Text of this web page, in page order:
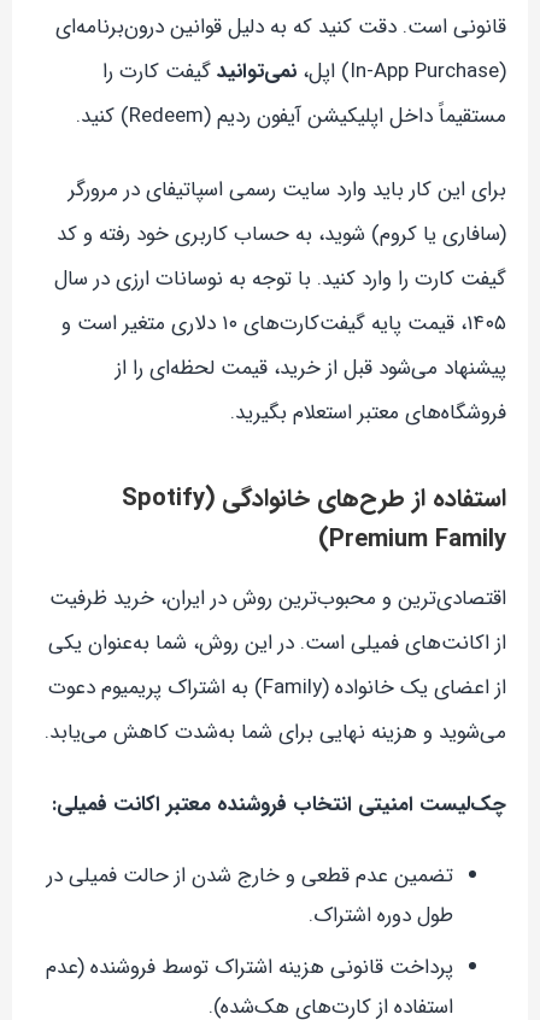
قانونی است. دقت کنید که به دلیل قوانین درون‌برنامه‌ای
(In-App Purchase) اپل،
نمی‌توانیدگیفت کارت را
مستقیماً داخل اپلیکیشن آیفون ردیم (Redeem) کنید.
برای این کار باید وارد سایت رسمی اسپاتیفای در مرورگر
(سافاری یا کروم) شوید، به حساب کاربری خود رفته و کد
گیفت کارت را وارد کنید. با توجه به نوسانات ارزی در سال
۱۴۰۵، قیمت پایه گیفت‌کارت‌های ۱۰ دلاری متغیر است و
پیشنهاد می‌شود قبل از خرید، قیمت لحظه‌ای را از
فروشگاه‌های معتبر استعلام بگیرید.
استفاده از طرح‌های خانوادگی (Spotify
Premium Family)
اقتصادی‌ترین و محبوب‌ترین روش در ایران، خرید ظرفیت
از اکانت‌های فمیلی است. در این روش، شما به‌عنوان یکی
از اعضای یک خانواده (Family) به اشتراک پریمیوم دعوت
می‌شوید و هزینه نهایی برای شما به‌شدت کاهش می‌یابد.
چک‌لیست امنیتی انتخاب فروشنده معتبر اکانت فمیلی:
تضمین عدم قطعی و خارج شدن از حالت فمیلی در
طول دوره اشتراک.
پرداخت قانونی هزینه اشتراک توسط فروشنده (عدم
استفاده از کارت‌های هک‌شده).